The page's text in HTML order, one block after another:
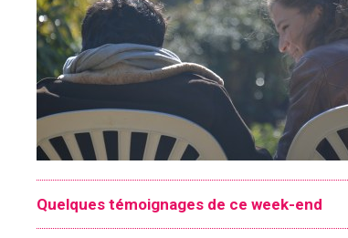
Quelques témoignages de ce week-end